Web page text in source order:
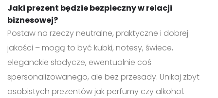
Jaki prezent będzie bezpieczny w relacji
biznesowej?
Postaw na rzeczy neutralne, praktyczne i dobrej
jakości – mogą to być kubki, notesy, świece,
eleganckie słodycze, ewentualnie coś
spersonalizowanego, ale bez przesady. Unikaj zbyt
osobistych prezentów jak perfumy czy alkohol.